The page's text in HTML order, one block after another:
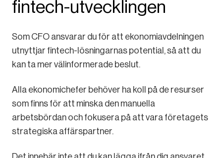
fintech-utvecklingen
Som CFO ansvarar du för att ekonomiavdelningen
utnyttjar fintech-lösningarnas potential, så att du
kan ta mer välinformerade beslut.
Alla ekonomichefer behöver ha koll på de resurser
som finns för att minska den manuella
arbetsbördan och fokusera på att vara företagets
strategiska affärspartner.